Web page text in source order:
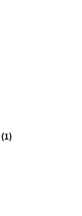
(1)